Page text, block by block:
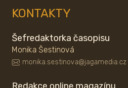
KONTAKTY
Šefredaktorka časopisu
Monika Šestinová
monika.sestinova@jagamedia.cz